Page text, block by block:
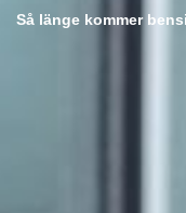
Så länge kommer